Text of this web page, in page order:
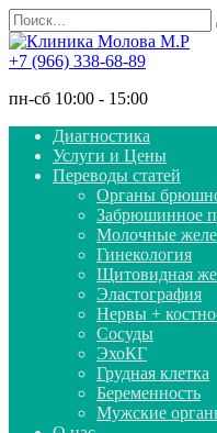
Перейти
к
содержанию
Search
for:
+7 (966) 338-68-89
пн-сб 10:00 - 15:00
Диагностика
Услуги и Цены
Переводы статей
Органы
Забрюшинное
Молочные
Гинекология
Щитовидная
Эластография
Нервы +
Сосуды
ЭхоКГ
Грудная клетка
Беременность
Мужские